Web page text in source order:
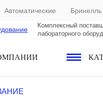
Автоматические Бринелль
Комплексный
лабораторного